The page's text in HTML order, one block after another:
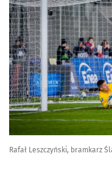
Rafał Leszczyński, bramkarz